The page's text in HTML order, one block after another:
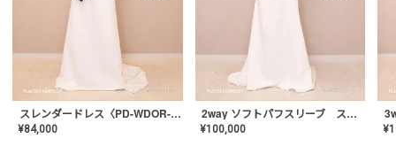
スレンダードレス〈PD-WDOR-2110〉
¥84,000
2way ソフトパフスリーブ スレンダードレス〈PD-WDOR-2112〉
¥100,000 ¥